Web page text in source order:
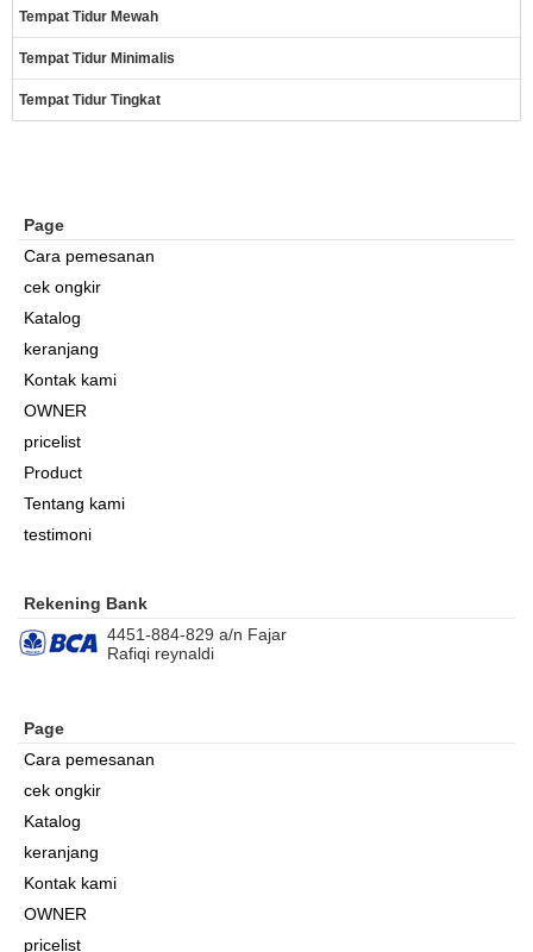
Tempat Tidur Mewah
Tempat Tidur Minimalis
Tempat Tidur Tingkat
Page
Cara pemesanan
cek ongkir
Katalog
keranjang
Kontak kami
OWNER
pricelist
Product
Tentang kami
testimoni
Rekening Bank
4451-884-829 a/n Fajar
Rafiqi reynaldi
Page
Cara pemesanan
cek ongkir
Katalog
keranjang
Kontak kami
OWNER
pricelist